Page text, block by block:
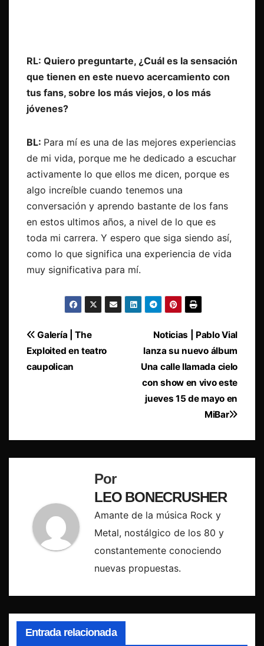
RL: Quiero preguntarte, ¿Cuál es la sensación
que tienen en este nuevo acercamiento con
tus fans, sobre los más viejos, o los más
jóvenes?
BL: Para mí es una de las mejores experiencias
de mi vida, porque me he dedicado a escuchar
activamente lo que ellos me dicen, porque es
algo increíble cuando tenemos una
conversación y aprendo bastante de los fans
en estos ultimos años, a nivel de lo que es
toda mi carrera. Y espero que siga siendo así,
como lo que significa una experiencia de vida
muy significativa para mí.
Navegación
de
Noticias | Pablo Vial
lanza su nuevo álbum
Una calle llamada cielo
con show en vivo este
jueves 15 de mayo en
MiBar
Galería | The
Exploited en teatro
caupolican
Por
LEO BONECRUSHER
Amante de la música Rock y
Metal, nostálgico de los 80 y
constantemente conociendo
nuevas propuestas.
Entrada relacionada